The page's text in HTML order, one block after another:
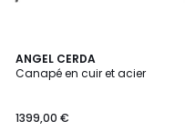
ANGEL CERDA
Canapé en cuir et acier
1399,00 €